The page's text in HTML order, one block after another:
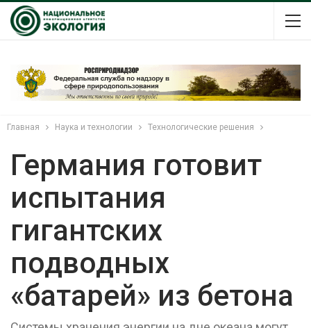
Главная Наука и технологии Технологические решения
Германия готовит
испытания
гигантских
подводных
«батарей» из бетона